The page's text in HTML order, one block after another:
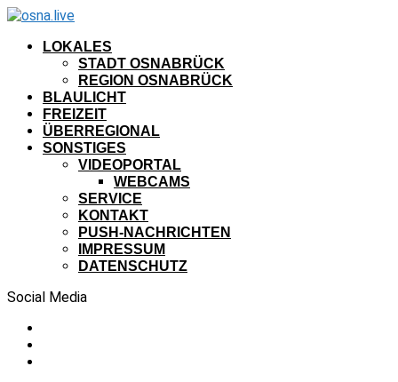
LOKALES
STADT OSNABRÜCK
REGION OSNABRÜCK
BLAULICHT
FREIZEIT
ÜBERREGIONAL
SONSTIGES
VIDEOPORTAL
WEBCAMS
SERVICE
KONTAKT
PUSH-NACHRICHTEN
IMPRESSUM
DATENSCHUTZ
Social Media